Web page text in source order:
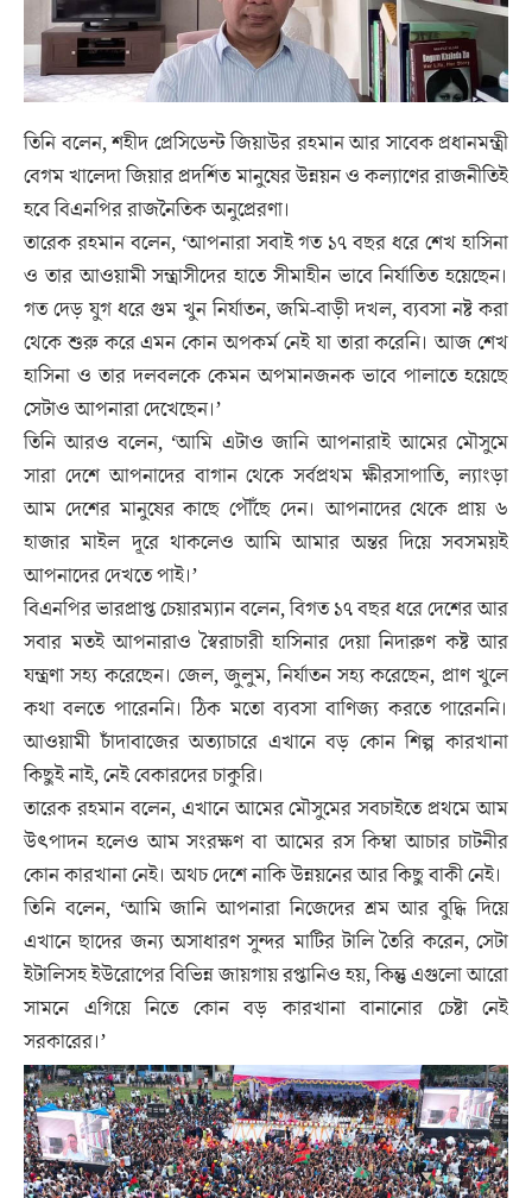
তিনি বলেন, শহীদ প্রেসিডেন্ট জিয়াউর রহমান আর সাবেক প্রধানমন্ত্রী
বেগম খালেদা জিয়ার প্রদর্শিত মানুষের উন্নয়ন ও কল্যাণের রাজনীতিই
হবে বিএনপির রাজনৈতিক অনুপ্রেরণা।
তারেক রহমান বলেন, ‘আপনারা সবাই গত ১৭ বছর ধরে শেখ হাসিনা
ও তার আওয়ামী সন্ত্রাসীদের হাতে সীমাহীন ভাবে নির্যাতিত হয়েছেন।
গত দেড় যুগ ধরে গুম খুন নির্যাতন, জমি-বাড়ী দখল, ব্যবসা নষ্ট করা
থেকে শুরু করে এমন কোন অপকর্ম নেই যা তারা করেনি। আজ শেখ
হাসিনা ও তার দলবলকে কেমন অপমানজনক ভাবে পালাতে হয়েছে
সেটাও আপনারা দেখেছেন।’
তিনি আরও বলেন, ‘আমি এটাও জানি আপনারাই আমের মৌসুমে
সারা দেশে আপনাদের বাগান থেকে সর্বপ্রথম ক্ষীরসাপাতি, ল্যাংড়া
আম দেশের মানুষের কাছে পৌঁছে দেন। আপনাদের থেকে প্রায় ৬
হাজার মাইল দূরে থাকলেও আমি আমার অন্তর দিয়ে সবসময়ই
আপনাদের দেখতে পাই।’
বিএনপির ভারপ্রাপ্ত চেয়ারম্যান বলেন, বিগত ১৭ বছর ধরে দেশের আর
সবার মতই আপনারাও স্বৈরাচারী হাসিনার দেয়া নিদারুণ কষ্ট আর
যন্ত্রণা সহ্য করেছেন। জেল, জুলুম, নির্যাতন সহ্য করেছেন, প্রাণ খুলে
কথা বলতে পারেননি। ঠিক মতো ব্যবসা বাণিজ্য করতে পারেননি।
আওয়ামী চাঁদাবাজের অত্যাচারে এখানে বড় কোন শিল্প কারখানা
কিছুই নাই, নেই বেকারদের চাকুরি।
তারেক রহমান বলেন, এখানে আমের মৌসুমের সবচাইতে প্রথমে আম
উৎপাদন হলেও আম সংরক্ষণ বা আমের রস কিম্বা আচার চাটনীর
কোন কারখানা নেই। অথচ দেশে নাকি উন্নয়নের আর কিছু বাকী নেই।
তিনি বলেন, ‘আমি জানি আপনারা নিজেদের শ্রম আর বুদ্ধি দিয়ে
এখানে ছাদের জন্য অসাধারণ সুন্দর মাটির টালি তৈরি করেন, সেটা
ইটালিসহ ইউরোপের বিভিন্ন জায়গায় রপ্তানিও হয়, কিন্তু এগুলো আরো
সামনে এগিয়ে নিতে কোন বড় কারখানা বানানোর চেষ্টা নেই
সরকারের।’